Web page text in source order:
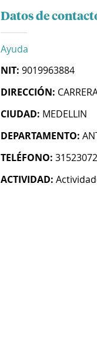
Datos de
Ayuda
NIT: 9019963884
DIRECCIÓN:
CIUDAD: MEDELLIN
DEPARTAMENTO:
TELÉFONO:
ACTIVIDAD: